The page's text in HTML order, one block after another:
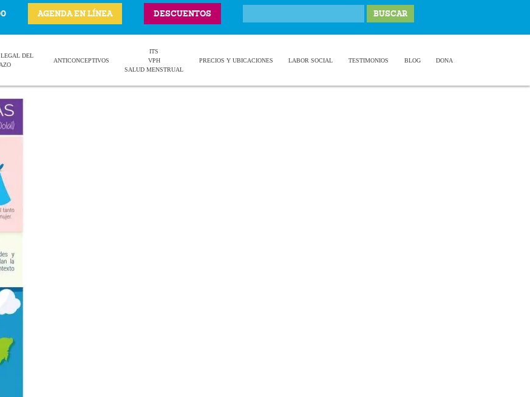
AGENDA EN LÍNEA DESCUENTOS
DEL
ANTICONCEPTIVOS
ITS
VPH
SALUD MENSTRUAL
PRECIOS Y UBICACIONES LABOR SOCIAL TESTIMONIOS BLOG DONA